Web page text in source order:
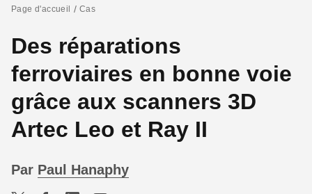
Page d'accueil Cas
Des réparations
ferroviaires en bonne voie
grâce aux scanners 3D
Artec Leo et Ray II
Par Paul Hanaphy